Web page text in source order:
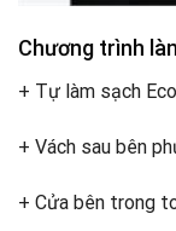
Chương trình
+ Tự làm sạch
+ Vách sau bên
+ Cửa bên trong